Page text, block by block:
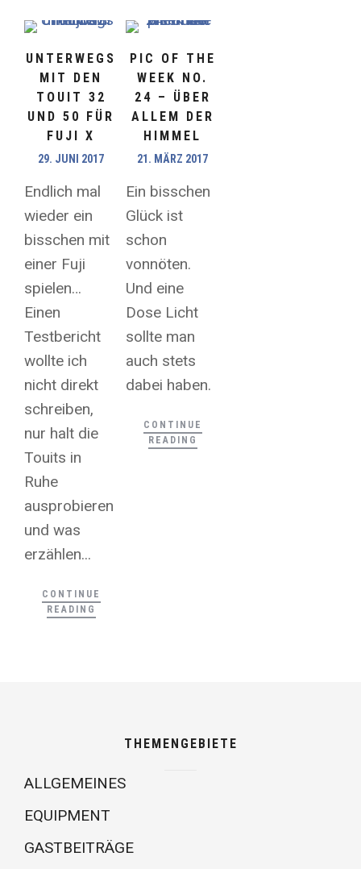
UNTERWEGS
MIT DEN
TOUIT 32
UND 50 FÜR
FUJI X
29. JUNI 2017
Endlich mal
wieder ein
bisschen mit
einer Fuji
spielen…
Einen
Testbericht
wollte ich
nicht direkt
schreiben,
nur halt die
Touits in
Ruhe
ausprobieren
und was
erzählen...
CONTINUE
READING
PIC OF THE
WEEK NO.
24 – ÜBER
ALLEM DER
HIMMEL
21. MÄRZ 2017
Ein bisschen
Glück ist
schon
vonnöten.
Und eine
Dose Licht
sollte man
auch stets
dabei haben.
CONTINUE
READING
THEMENGEBIETE
ALLGEMEINES
EQUIPMENT
GASTBEITRÄGE